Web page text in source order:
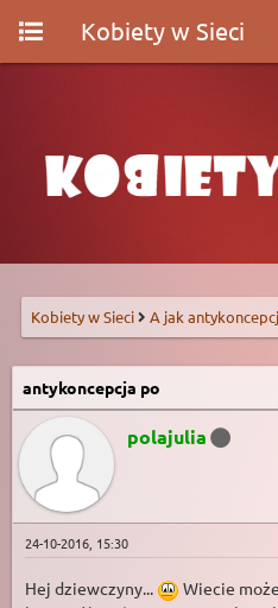
Kobiety w Sieci
Kobiety w Sieci A jak
antykoncepcja po
polajulia
24-10-2016, 15:30
Hej dziewczyny...
Wiecie